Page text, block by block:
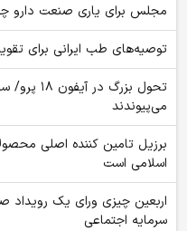
مجلس برای یاری صنعت دارو
توصیه‌های طب ایرانی برای
تحول
می‌پیوندند
برزیل تامین کننده اصلی
اسلامی است
اربعین چیزی ورای یک
سرمایه اجتماعی